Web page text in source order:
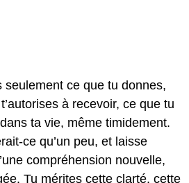
seulement ce que tu donnes,
à recevoir, ce que tu
ta vie, même timidement.
ce qu’un peu, et laisse
compréhension nouvelle,
Tu mérites cette clarté, cette